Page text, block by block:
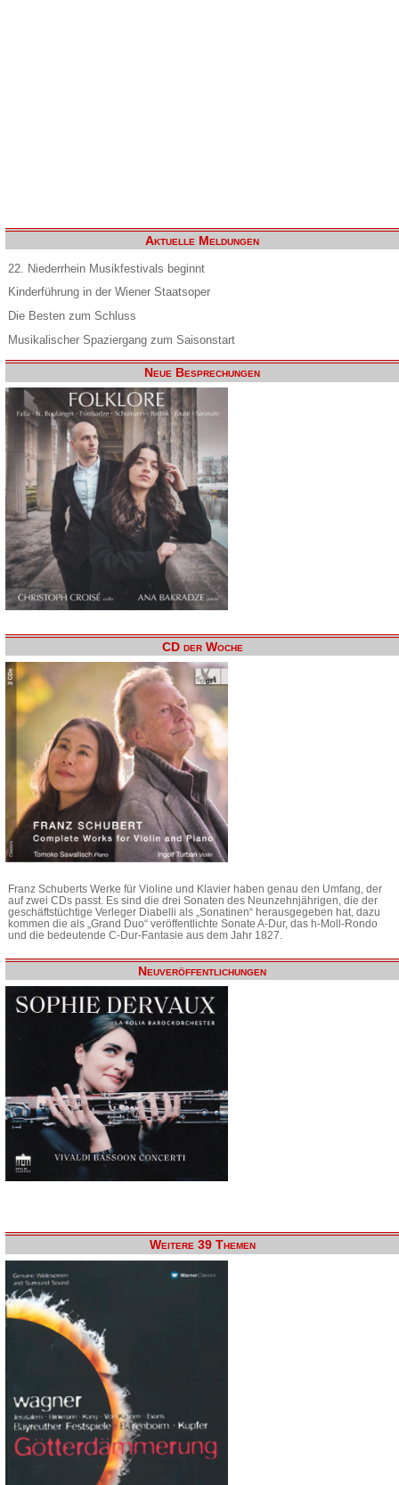
Aktuelle Meldungen
22. Niederrhein Musikfestivals beginnt
Kinderführung in der Wiener Staatsoper
Die Besten zum Schluss
Musikalischer Spaziergang zum Saisonstart
Neue Besprechungen
CD der Woche
Franz Schuberts Werke für Violine und Klavier haben genau den Umfang, der
auf zwei CDs passt. Es sind die drei Sonaten des Neunzehnjährigen, die der
geschäftstüchtige Verleger Diabelli als „Sonatinen“ herausgegeben hat, dazu
kommen die als „Grand Duo“ veröffentlichte Sonate A-Dur, das h-Moll-Rondo
und die bedeutende C-Dur-Fantasie aus dem Jahr 1827.
Neuveröffentlichungen
Weitere 39 Themen